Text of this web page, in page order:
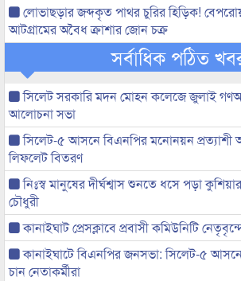
লোভাছড়ার জব্দকৃত পাথর চুরির হিড়িক!
আটগ্রামের অবৈধ ক্রাশার জোন চক্র
সর্বাধিক পঠিত
সিলেট সরকারি মদন মোহন কলেজে জুলাই
আলোচনা সভা
সিলেট-৫ আসনে বিএনপির মনোনয়ন প্রত্যাশী
লিফলেট বিতরণ
নিঃস্ব মানুষের দীর্ঘশ্বাস শুনতে ধসে পড়া
চৌধুরী
কানাইঘাট প্রেসক্লাবে প্রবাসী কমিউনিটি
কানাইঘাটে বিএনপির জনসভা: সিলেট-৫ আসনে
চান নেতাকর্মীরা